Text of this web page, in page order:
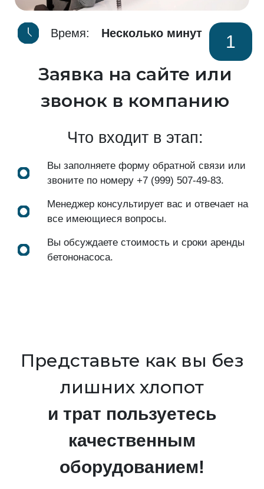
Время: Несколько минут 1
Заявка на сайте или
звонок в компанию
Что входит в этап:
Вы заполняете форму обратной связи или
звоните по номеру +7 (999) 507-49-83.
Менеджер консультирует вас и отвечает на
все имеющиеся вопросы.
Вы обсуждаете стоимость и сроки аренды
бетононасоса.
Представьте как вы без
лишних хлопот
и трат пользуетесь
качественным
оборудованием!